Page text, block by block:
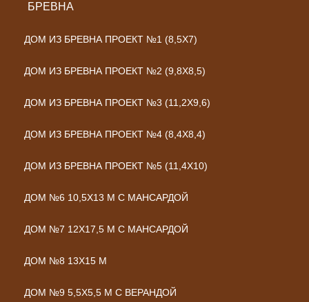
БРЕВНА
ДОМ ИЗ БРЕВНА ПРОЕКТ №1 (8,5X7)
ДОМ ИЗ БРЕВНА ПРОЕКТ №2 (9,8Х8,5)
ДОМ ИЗ БРЕВНА ПРОЕКТ №3 (11,2Х9,6)
ДОМ ИЗ БРЕВНА ПРОЕКТ №4 (8,4Х8,4)
ДОМ ИЗ БРЕВНА ПРОЕКТ №5 (11,4Х10)
ДОМ №6 10,5Х13 М С МАНСАРДОЙ
ДОМ №7 12Х17,5 М С МАНСАРДОЙ
ДОМ №8 13Х15 М
ДОМ №9 5,5Х5,5 М С ВЕРАНДОЙ